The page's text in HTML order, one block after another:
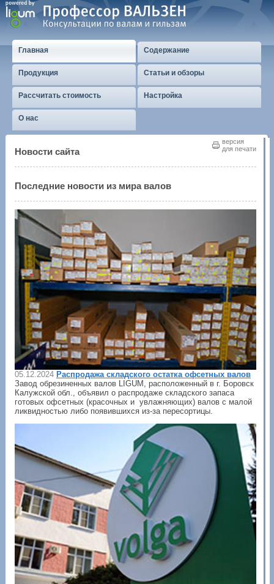
Главная Содержание
Продукция Статьи и обзоры
Рассчитать стоимость Настройка
О нас
версия
для печати
Новости сайта
Последние новости из мира валов
05.12.2024 Распродажа складского остатка офсетных валов
Завод обрезиненных валов LIGUM, расположенный в г. Боровск
Калужской обл., объявил о распродаже складского запаса
готовых офсетных (красочных и увлажняющих) валов с малой
ликвидностью либо появившихся из-за пересортицы.